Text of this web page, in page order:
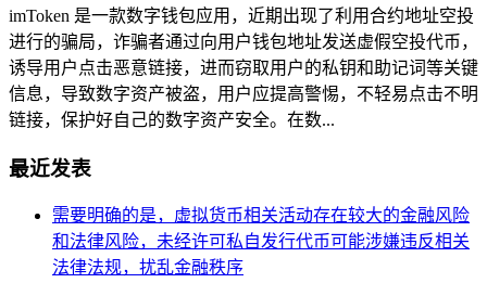
imToken 是一款数字钱包应用，近期出现了利用合约地址空投
进行的骗局，诈骗者通过向用户钱包地址发送虚假空投代币，
诱导用户点击恶意链接，进而窃取用户的私钥和助记词等关键
信息，导致数字资产被盗，用户应提高警惕，不轻易点击不明
链接，保护好自己的数字资产安全。在数...
最近发表
需要明确的是，虚拟货币相关活动存在较大的金融风险
和法律风险，未经许可私自发行代币可能涉嫌违反相关
法律法规，扰乱金融秩序